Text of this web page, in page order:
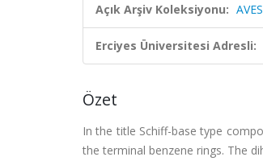
Açık Arşiv Koleksiyonu:
Erciyes Üniversitesi Adresli:
Özet
In the title Schiff-base type
the terminal benzene rings. The